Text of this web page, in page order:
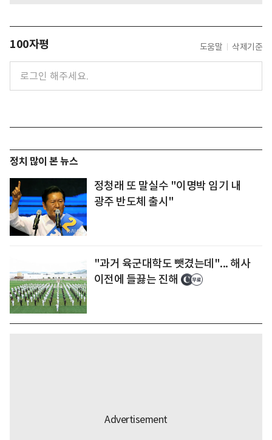
100자평 도움말 삭제기준
정치 많이 본 뉴스
정청래 또 말실수 "이명박 임기 내
광주 반도체 출시"
"과거 육군대학도 뺏겼는데"... 해사
이전에 들끓는 진해